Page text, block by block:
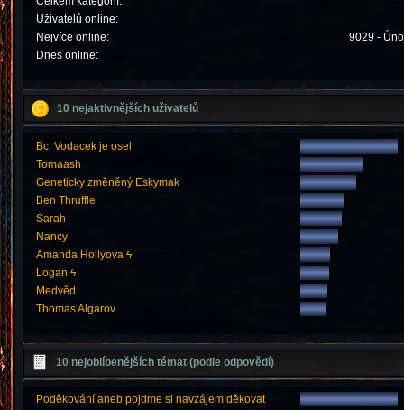
Uživatelů online:
Nejvíce online:
9029 -
Dnes online:
10 nejaktivnějších uživatelů
Bc. Vodacek je osel
Tomaash
Geneticky změněný Eskymak
Ben Thruffle
Sarah
Nancy
Amanda Hollyova ϟ
Logan ϟ
Medvěd
Thomas Algarov
10 nejoblíbenějších témat (podle odpovědí)
Poděkování aneb pojdme si navzájem děkovat